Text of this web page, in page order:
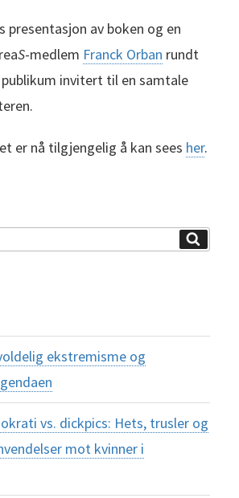
presentasjon av boken og en
S-medlem Franck Orban rundt
invitert til en samtale
er nå tilgjengelig å kan sees her.
ekstremisme og
vs. dickpics: Hets, trusler og
mot kvinner i